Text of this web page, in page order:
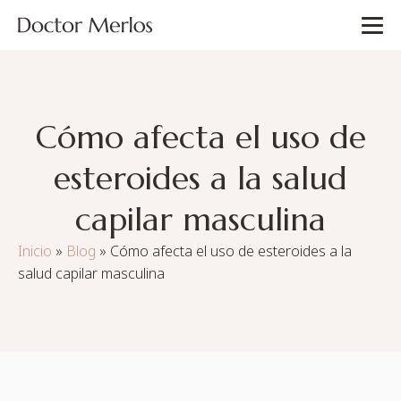
Cómo afecta el uso de
esteroides a la salud
capilar masculina
Inicio » Blog » Cómo afecta el uso de esteroides a la
salud capilar masculina